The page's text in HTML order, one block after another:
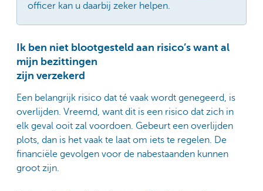
officer kan u daarbij zeker helpen.
Ik ben niet blootgesteld aan risico’s want al
mijn bezittingen
zijn verzekerd
Een belangrijk risico dat té vaak wordt genegeerd, is
overlijden. Vreemd, want dit is een risico dat zich in
elk geval ooit zal voordoen. Gebeurt een overlijden
plots, dan is het vaak te laat om iets te regelen. De
financiële gevolgen voor de nabestaanden kunnen
groot zijn.